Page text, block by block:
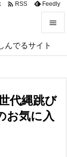
んでるサイト


サイド

前へ

 RSS Feedly
代縄跳び
お気に入